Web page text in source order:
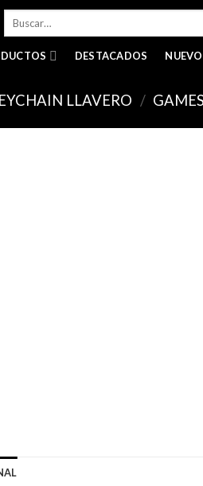
Buscar
DESTACADOS
LLAVERO / GAMES